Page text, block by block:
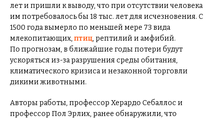
лет и пришли к выводу, что при отсутствии человека
им потребовалось бы 18 тыс. лет для исчезновения. С
1500 года вымерло по меньшей мере 73 вида
млекопитающих, птиц, рептилий и амфибий.
По прогнозам, в ближайшие годы потери будут
ускоряться из-за разрушения среды обитания,
климатического кризиса и незаконной торговли
дикими животными.
Авторы работы, профессор Херардо Себаллос и
профессор Пол Эрлих, ранее обнаружили, что